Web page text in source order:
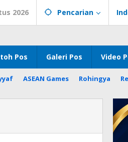
2026 Pencarian
Pos Galeri Pos Video
ASEAN Games Rohingya